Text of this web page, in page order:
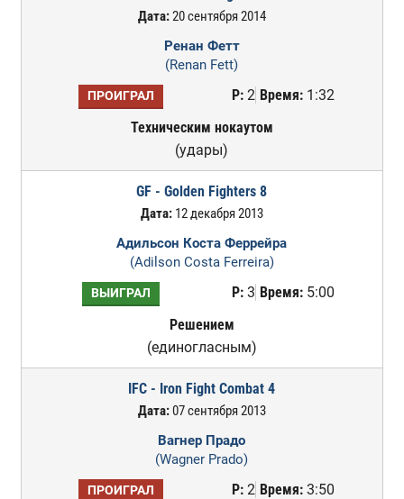
Дата:20 сентября 2014
Ренан Фетт
(Renan Fett)
ПРОИГРАЛ Р:2 Время:1:32
Техническим нокаутом
(удары)
GF - Golden Fighters 8
Дата:12 декабря 2013
Адильсон Коста Феррейра
(Adilson Costa Ferreira)
ВЫИГРАЛ Р:3 Время:5:00
Решением
(единогласным)
IFC - Iron Fight Combat 4
Дата:07 сентября 2013
Вагнер Прадо
(Wagner Prado)
ПРОИГРАЛ Р:2 Время:3:50